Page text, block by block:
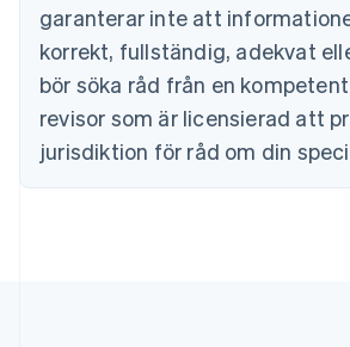
garanterar inte att
korrekt, fullständig, adekvat
bör söka råd från en
revisor som är licensierad att
jurisdiktion för råd om din
Estland
Fastlandskina
简体中文English
Finland
English Svenska
Frankrike